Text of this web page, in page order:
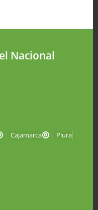
Nacional
Cajamarca
Piura